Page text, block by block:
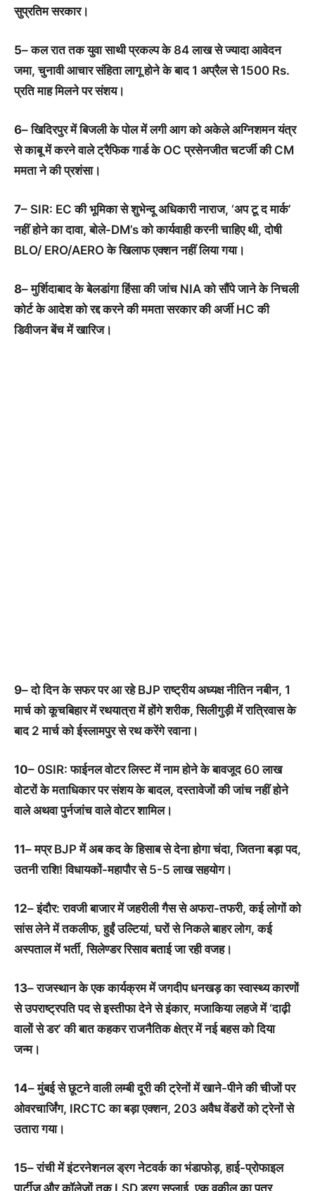
सुप्रतिम सरकार।
5– कल रात तक युवा साथी प्रकल्प के 84 लाख से ज्यादा आवेदन
जमा, चुनावी आचार संहिता लागू होने के बाद 1 अप्रैल से 1500 Rs.
प्रति माह मिलने पर संशय।
6– खिदिरपुर में बिजली के पोल में लगी आग को अकेले अग्निशमन यंत्र
से काबू में करने वाले ट्रैफिक गार्ड के OC प्रसेनजीत चटर्जी की CM
ममता ने की प्रशंसा।
7– SIR: EC की भूमिका से शुभेन्दू अधिकारी नाराज, ‘अप टू द मार्क’
नहीं होने का दावा, बोले-DM’s को कार्यवाही करनी चाहिए थी, दोषी
BLO/ ERO/AERO के खिलाफ एक्शन नहीं लिया गया।
8– मुर्शिदाबाद के बेलडांगा हिंसा की जांच NIA को सौंपे जाने के निचली
कोर्ट के आदेश को रद्द करने की ममता सरकार की अर्जी HC की
डिवीजन बेंच में खारिज।
9– दो दिन के सफर पर आ रहे BJP राष्ट्रीय अध्यक्ष नीतिन नबीन, 1
मार्च को कूचबिहार में रथयात्रा में होंगे शरीक, सिलीगुड़ी में रात्रिवास के
बाद 2 मार्च को ईस्लामपुर से रथ करेंगे रवाना।
10– 0SIR: फाईनल वोटर लिस्ट में नाम होने के बावजूद 60 लाख
वोटरों के मताधिकार पर संशय के बादल, दस्तावेजों की जांच नहीं होने
वाले अथवा पुर्नजांच वाले वोटर शामिल।
11– मप्र BJP में अब कद के हिसाब से देना होगा चंदा, जितना बड़ा पद,
उतनी राशि! विधायकों-महापौर से 5-5 लाख सहयोग।
12– इंदौर: रावजी बाजार में जहरीली गैस से अफरा-तफरी, कई लोगों को
सांस लेने में तकलीफ, हुईं उल्टियां, घरों से निकले बाहर लोग, कई
अस्पताल में भर्ती, सिलेण्डर रिसाव बताई जा रही वजह।
13– राजस्थान के एक कार्यक्रम में जगदीप धनखड़ का स्वास्थ्य कारणों
से उपराष्ट्रपति पद से इस्तीफा देने से इंकार, मजाकिया लहजे में ‘दाढ़ी
वालों से डर’ की बात कहकर राजनैतिक क्षेत्र में नई बहस को दिया
जन्म।
14– मुंबई से छूटने वाली लम्बी दूरी की ट्रेनों में खाने-पीने की चीजों पर
ओवरचार्जिंग, IRCTC का बड़ा एक्शन, 203 अवैध वेंडरों को ट्रेनों से
उतारा गया।
15– रांची में इंटरनेशनल ड्रग नेटवर्क का भंडाफोड़, हाई-प्रोफाइल
पार्टीज़ और कॉलेजों तक LSD ड्रग सप्लाई, एक वकील का पुत्र